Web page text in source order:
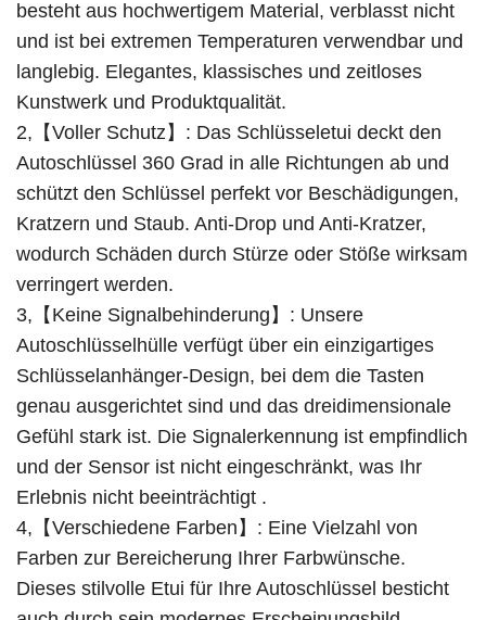
besteht aus hochwertigem Material, verblasst nicht
und ist bei extremen Temperaturen verwendbar und
langlebig. Elegantes, klassisches und zeitloses
Kunstwerk und Produktqualität.
2,【Voller Schutz】: Das Schlüsseletui deckt den
Autoschlüssel 360 Grad in alle Richtungen ab und
schützt den Schlüssel perfekt vor Beschädigungen,
Kratzern und Staub. Anti-Drop und Anti-Kratzer,
wodurch Schäden durch Stürze oder Stöße wirksam
verringert werden.
3,【Keine Signalbehinderung】: Unsere
Autoschlüsselhülle verfügt über ein einzigartiges
Schlüsselanhänger-Design, bei dem die Tasten
genau ausgerichtet sind und das dreidimensionale
Gefühl stark ist. Die Signalerkennung ist empfindlich
und der Sensor ist nicht eingeschränkt, was Ihr
Erlebnis nicht beeinträchtigt .
4,【Verschiedene Farben】: Eine Vielzahl von
Farben zur Bereicherung Ihrer Farbwünsche.
Dieses stilvolle Etui für Ihre Autoschlüssel besticht